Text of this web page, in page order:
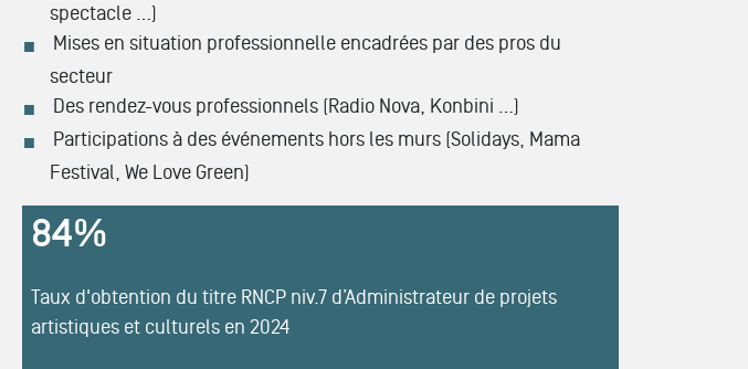
spectacle …)
Mises en situation professionnelle encadrées par des pros du
secteur
Des rendez-vous professionnels (Radio Nova, Konbini …)
Participations à des événements hors les murs (Solidays, Mama
Festival, We Love Green)
84%
Taux d'obtention du titre RNCP niv.7 d’Administrateur de projets
artistiques et culturels en 2024